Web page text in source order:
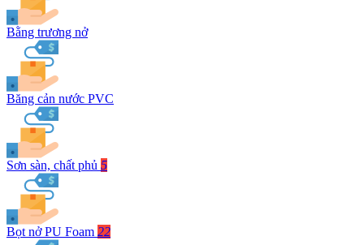
Bằng trương nở
Băng cản nước PVC
Sơn sàn, chất phủ 5
Bọt nở PU Foam 22